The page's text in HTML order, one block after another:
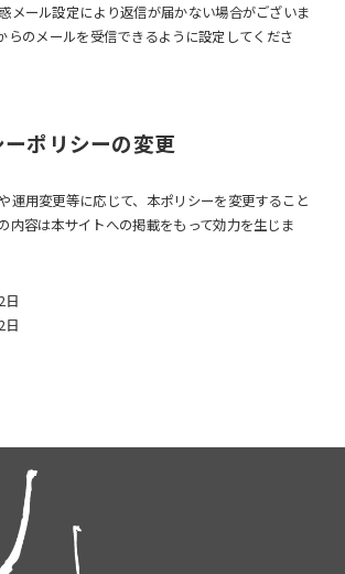
メール設定により返信が届かない場合がございま
らのメールを受信できるように設定してくださ
ポリシーの変更
運用変更等に応じて、本ポリシーを変更すること
内容は本サイトへの掲載をもって効力を生じま
日
日